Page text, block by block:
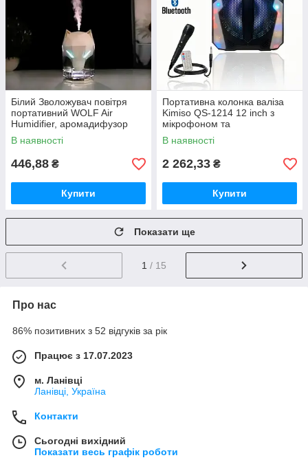
Білий Зволожувач повітря
портативний WOLF Air
Humidifier, аромадифузор
електричний з резервуаром
для ефірної олії,
В наявності
446,88 ₴
Купити
Портативна колонка валіза
Kimiso QS-1214 12 inch з
мікрофоном та
світломузикою, 900 Вт
В наявності
2 262,33 ₴
Купити
Показати ще
1 / 15
Про нас
86% позитивних з 52 відгуків за рік
Працює з 17.07.2023
м. Ланівці
Ланівці, Україна
Контакти
Сьогодні вихідний
Показати весь графік роботи